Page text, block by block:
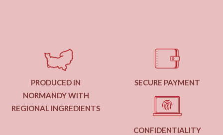
PRODUCED IN
NORMANDY WITH
REGIONAL INGREDIENTS
SECURE PAYMENT
CONFIDENTIALITY